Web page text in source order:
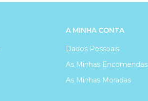
A MINHA CONTA
Dados Pessoais
As Minhas Encomendas
As Minhas Moradas